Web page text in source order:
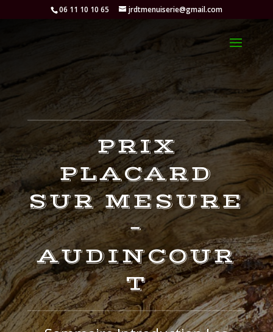
06 11 10 10 65 jrdtmenuiserie@gmail.com
PRIX
PLACARD
SUR MESURE
–
AUDINCOUR
T